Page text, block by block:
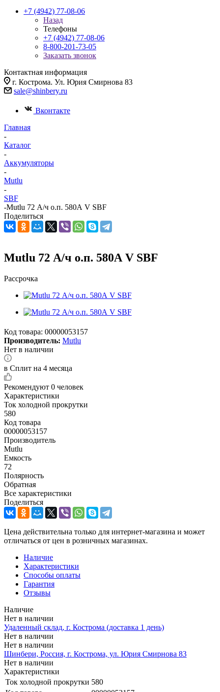
+7 (4942) 77-08-06
Назад
Телефоны
+7 (4942) 77-08-06
8-800-201-73-05
Заказать звонок
Контактная информация
г. Кострома. Ул. Юрия Смирнова 83
sale@shinbery.ru
Вконтакте
Главная
-
Каталог
-
Аккумуляторы
-
Mutlu
-
SBF
-Mutlu 72 А/ч о.п. 580А V SBF
Поделиться
Mutlu 72 А/ч о.п. 580А V SBF
Рассрочка
Код товара: 00000053157
Производитель: Mutlu
Нет в наличии
в Сплит на 4 месяца
Рекомендуют 0 человек
Характеристики
Ток холодной прокрутки
580
Код товара
00000053157
Производитель
Mutlu
Емкость
72
Полярность
Обратная
Все характеристики
Поделиться
Цена действительна только для интернет-магазина и может
отличаться от цен в розничных магазинах.
Наличие
Характеристики
Способы оплаты
Гарантия
Отзывы
Наличие
Нет в наличии
Удаленный склад, г. Кострома (доставка 1 день)
Нет в наличии
Нет в наличии
Шинбери, Россия, г. Кострома, ул. Юрия Смирнова 83
Нет в наличии
Характеристики
Ток холодной прокрутки 580